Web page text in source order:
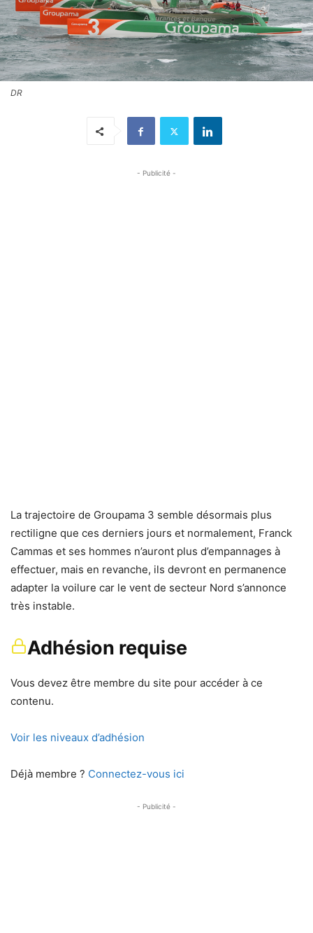
DR
- Publicité -
La trajectoire de Groupama 3 semble désormais plus
rectiligne que ces derniers jours et normalement, Franck
Cammas et ses hommes n’auront plus d’empannages à
effectuer, mais en revanche, ils devront en permanence
adapter la voilure car le vent de secteur Nord s’annonce
très instable.
Adhésion requise
Vous devez être membre du site pour accéder à ce
contenu.
Voir les niveaux d’adhésion
Déjà membre ? Connectez-vous ici
- Publicité -